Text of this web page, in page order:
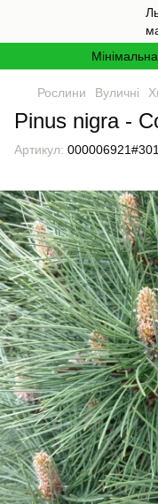
Рослини Вуличні
Pinus nigra -
Артикул: